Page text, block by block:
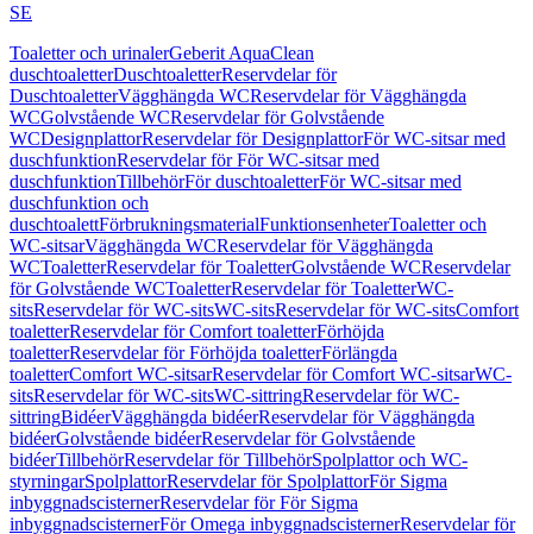
SE
Toaletter och urinalerGeberit AquaClean
duschtoaletterDuschtoaletterReservdelar för
DuschtoaletterVägghängda WCReservdelar för Vägghängda
WCGolvstående WCReservdelar för Golvstående
WCDesignplattorReservdelar för DesignplattorFör WC-sitsar med
duschfunktionReservdelar för För WC-sitsar med
duschfunktionTillbehörFör duschtoaletterFör WC-sitsar med
duschfunktion och
duschtoalettFörbrukningsmaterialFunktionsenheterToaletter och
WC-sitsarVägghängda WCReservdelar för Vägghängda
WCToaletterReservdelar för ToaletterGolvstående WCReservdelar
för Golvstående WCToaletterReservdelar för ToaletterWC-
sitsReservdelar för WC-sitsWC-sitsReservdelar för WC-sitsComfort
toaletterReservdelar för Comfort toaletterFörhöjda
toaletterReservdelar för Förhöjda toaletterFörlängda
toaletterComfort WC-sitsarReservdelar för Comfort WC-sitsarWC-
sitsReservdelar för WC-sitsWC-sittringReservdelar för WC-
sittringBidéerVägghängda bidéerReservdelar för Vägghängda
bidéerGolvstående bidéerReservdelar för Golvstående
bidéerTillbehörReservdelar för TillbehörSpolplattor och WC-
styrningarSpolplattorReservdelar för SpolplattorFör Sigma
inbyggnadscisternerReservdelar för För Sigma
inbyggnadscisternerFör Omega inbyggnadscisternerReservdelar för